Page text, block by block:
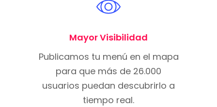
Mayor Visibilidad
Publicamos tu menú en el mapa
para que más de 26.000
usuarios puedan descubrirlo a
tiempo real.